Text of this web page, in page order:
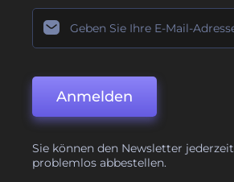
Anmelden
Sie können den Newsletter jederzeit
problemlos abbestellen.